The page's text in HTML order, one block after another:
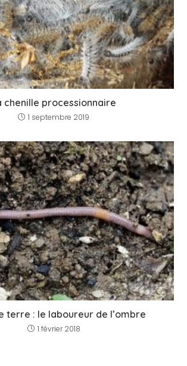
chenille processionnaire
1 septembre 2019
terre : le laboureur de l’ombre
1 février 2018